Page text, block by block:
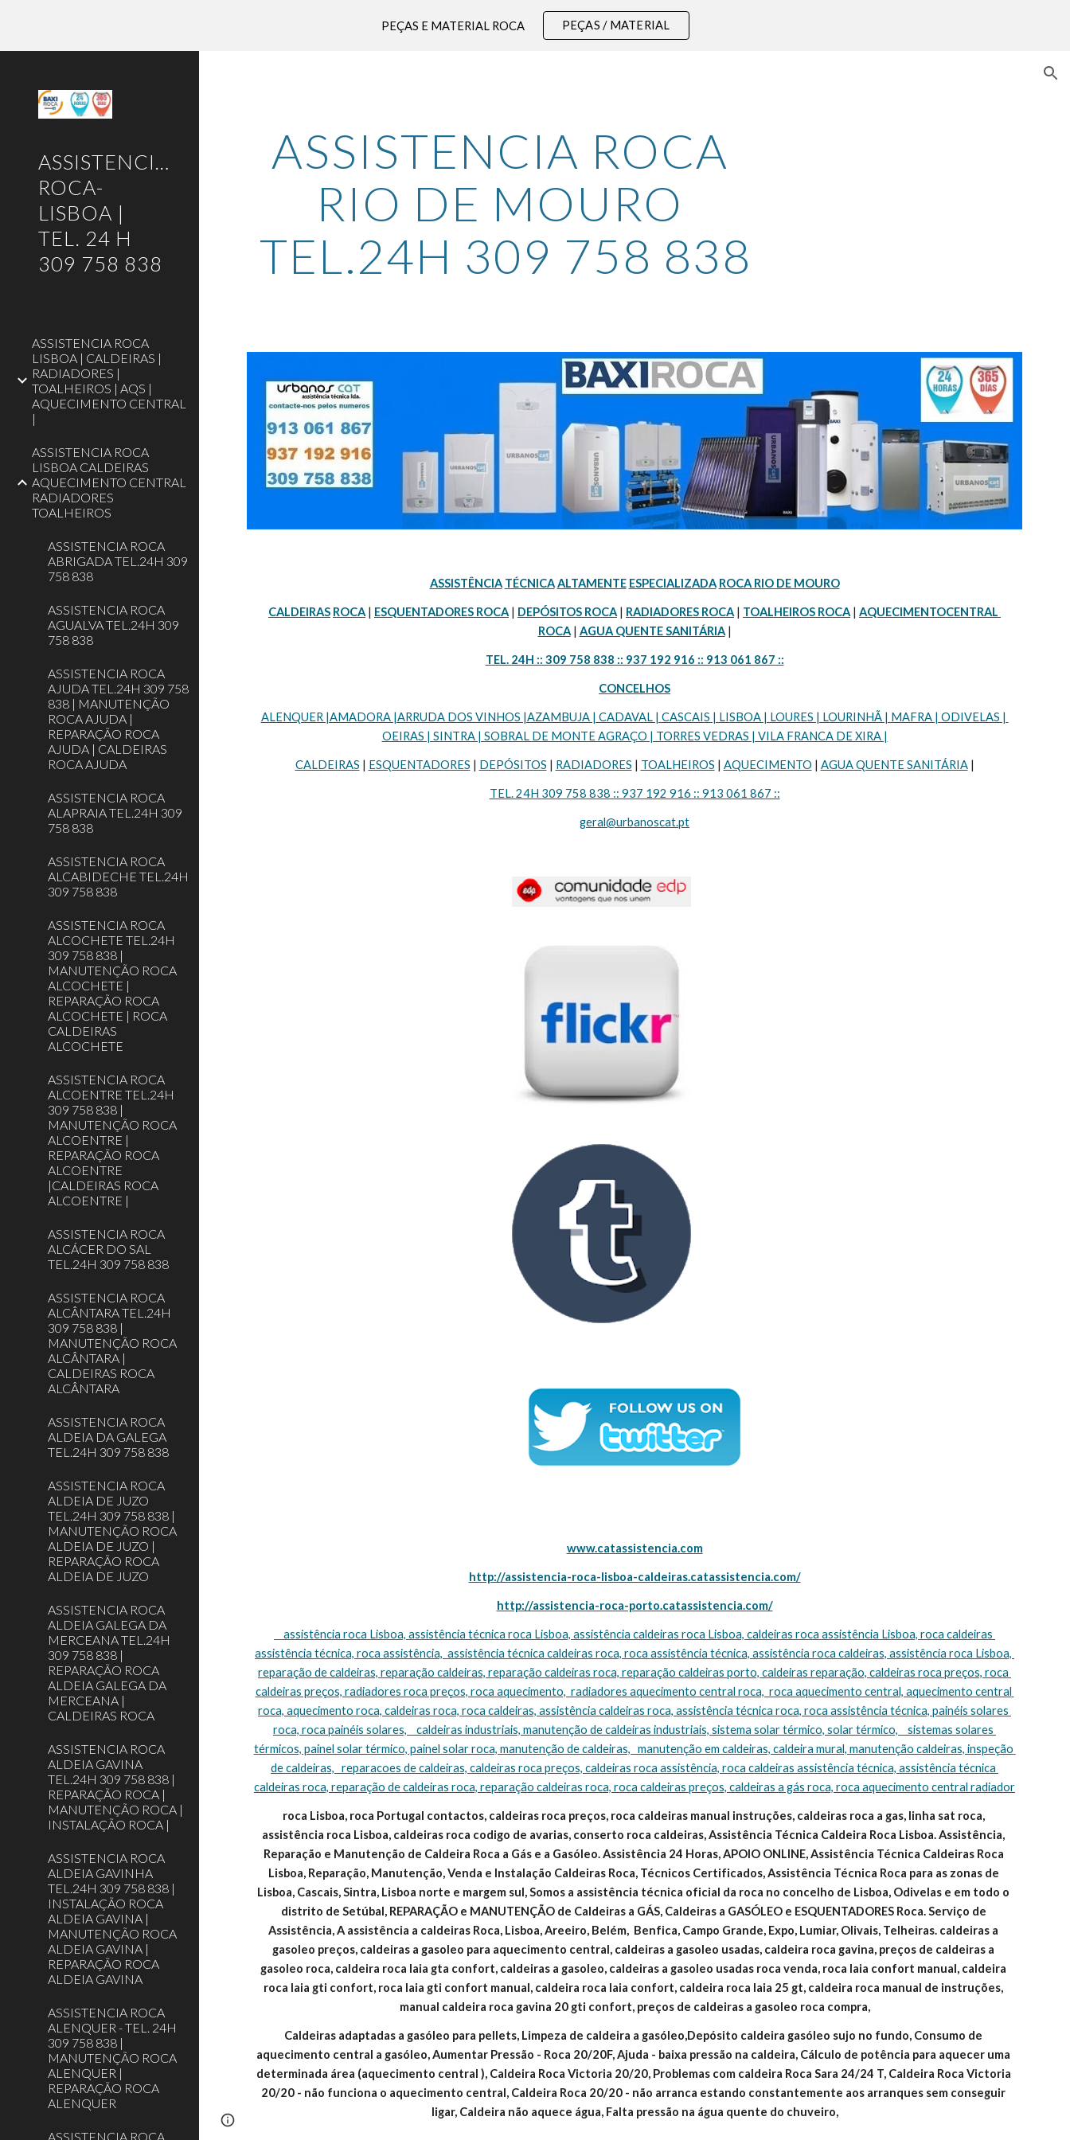
Skip to main content Skip to navigation
PEÇAS E MATERIAL ROCA PEÇAS / MATERIAL
ASSISTENCIA-
ROCA-
LISBOA |
TEL. 24 H
309 758 838
ASSISTENCIA ROCA
LISBOA | CALDEIRAS |
RADIADORES |
TOALHEIROS | AQS |
AQUECIMENTO CENTRAL
|
ASSISTENCIA ROCA
LISBOA CALDEIRAS
AQUECIMENTO CENTRAL
RADIADORES
TOALHEIROS
ASSISTENCIA ROCA
ABRIGADA TEL.24H 309
758 838
ASSISTENCIA ROCA
AGUALVA TEL.24H 309
758 838
ASSISTENCIA ROCA
AJUDA TEL.24H 309 758
838 | MANUTENÇÃO
ROCA AJUDA |
REPARAÇÃO ROCA
AJUDA | CALDEIRAS
ROCA AJUDA
ASSISTENCIA ROCA
ALAPRAIA TEL.24H 309
758 838
ASSISTENCIA ROCA
ALCABIDECHE TEL.24H
309 758 838
ASSISTENCIA ROCA
ALCOCHETE TEL.24H
309 758 838 |
MANUTENÇÃO ROCA
ALCOCHETE |
REPARAÇÃO ROCA
ALCOCHETE | ROCA
CALDEIRAS
ALCOCHETE
ASSISTENCIA ROCA
ALCOENTRE TEL.24H
309 758 838 |
MANUTENÇÃO ROCA
ALCOENTRE |
REPARAÇÃO ROCA
ALCOENTRE
|CALDEIRAS ROCA
ALCOENTRE |
ASSISTENCIA ROCA
ALCÁCER DO SAL
TEL.24H 309 758 838
ASSISTENCIA ROCA
ALCÂNTARA TEL.24H
309 758 838 |
MANUTENÇÃO ROCA
ALCÂNTARA |
CALDEIRAS ROCA
ALCÂNTARA
ASSISTENCIA ROCA
ALDEIA DA GALEGA
TEL.24H 309 758 838
ASSISTENCIA ROCA
ALDEIA DE JUZO
TEL.24H 309 758 838 |
MANUTENÇÃO ROCA
ALDEIA DE JUZO |
REPARAÇÃO ROCA
ALDEIA DE JUZO
ASSISTENCIA ROCA
ALDEIA GALEGA DA
MERCEANA TEL.24H
309 758 838 |
REPARAÇÃO ROCA
ALDEIA GALEGA DA
MERCEANA |
CALDEIRAS ROCA
ASSISTENCIA ROCA
ALDEIA GAVINA
TEL.24H 309 758 838 |
REPARAÇÃO ROCA |
MANUTENÇÃO ROCA |
INSTALAÇÃO ROCA |
ASSISTENCIA ROCA
ALDEIA GAVINHA
TEL.24H 309 758 838 |
INSTALAÇÃO ROCA
ALDEIA GAVINA |
MANUTENÇÃO ROCA
ALDEIA GAVINA |
REPARAÇÃO ROCA
ALDEIA GAVINA
ASSISTENCIA ROCA
ALENQUER - TEL. 24H
309 758 838 |
MANUTENÇÃO ROCA
ALENQUER |
REPARAÇÃO ROCA
ALENQUER
ASSISTENCIA ROCA
ASSISTENCIA ROCA
RIO DE MOURO
TEL.24H 309 758 838
ASSISTÊNCIA TÉCNICA ALTAMENTE ESPECIALIZADA ROCA RIO DE MOURO
CALDEIRAS ROCA | ESQUENTADORES ROCA | DEPÓSITOS ROCA | RADIADORES ROCA | TOALHEIROS ROCA | AQUECIMENTOCENTRAL
ROCA | AGUA QUENTE SANITÁRIA |
TEL. 24H :: 309 758 838 :: 937 192 916 :: 913 061 867 ::
CONCELHOS
ALENQUER |AMADORA |ARRUDA DOS VINHOS |AZAMBUJA | CADAVAL | CASCAIS | LISBOA | LOURES | LOURINHÃ | MAFRA | ODIVELAS |
OEIRAS | SINTRA | SOBRAL DE MONTE AGRAÇO | TORRES VEDRAS | VILA FRANCA DE XIRA |
CALDEIRAS | ESQUENTADORES | DEPÓSITOS | RADIADORES | TOALHEIROS | AQUECIMENTO | AGUA QUENTE SANITÁRIA |
TEL. 24H 309 758 838 :: 937 192 916 :: 913 061 867 ::
geral@urbanoscat.pt
www.catassistencia.com
http://assistencia-roca-lisboa-caldeiras.catassistencia.com/
http://assistencia-roca-porto.catassistencia.com/
assistência técnica, roca assistência,  assistência técnica caldeiras roca, roca assistência técnica, assistência roca caldeiras, assistência roca Lisboa,
reparação de caldeiras, reparação caldeiras, reparação caldeiras roca, reparação caldeiras porto, caldeiras reparação, caldeiras roca preços, roca
caldeiras preços, radiadores roca preços, roca aquecimento,  radiadores aquecimento central roca,  roca aquecimento central, aquecimento central
roca, aquecimento roca, caldeiras roca, roca caldeiras, assistência caldeiras roca, assistência técnica roca, roca assistência técnica, painéis solares
roca, roca painéis solares,    caldeiras industriais, manutenção de caldeiras industriais, sistema solar térmico, solar térmico,    sistemas solares
térmicos, painel solar térmico, painel solar roca, manutenção de caldeiras,   manutenção em caldeiras, caldeira mural, manutenção caldeiras, inspeção
de caldeiras,   reparacoes de caldeiras, caldeiras roca preços, caldeiras roca assistência, roca caldeiras assistência técnica, assistência técnica
caldeiras roca, reparação de caldeiras roca, reparação caldeiras roca, roca caldeiras preços, caldeiras a gás roca, roca aquecimento central radiador
roca Lisboa, roca Portugal contactos, caldeiras roca preços, roca caldeiras manual instruções, caldeiras roca a gas, linha sat roca,
assistência roca Lisboa, caldeiras roca codigo de avarias, conserto roca caldeiras, Assistência Técnica Caldeira Roca Lisboa. Assistência,
Reparação e Manutenção de Caldeira Roca a Gás e a Gasóleo. Assistência 24 Horas, APOIO ONLINE, Assistência Técnica Caldeiras Roca
Lisboa, Reparação, Manutenção, Venda e Instalação Caldeiras Roca, Técnicos Certificados, Assistência Técnica Roca para as zonas de
Lisboa, Cascais, Sintra, Lisboa norte e margem sul, Somos a assistência técnica oficial da roca no concelho de Lisboa, Odivelas e em todo o
distrito de Setúbal, REPARAÇÃO e MANUTENÇÃO de Caldeiras a GÁS, Caldeiras a GASÓLEO e ESQUENTADORES Roca. Serviço de
Assistência, A assistência a caldeiras Roca, Lisboa, Areeiro, Belém,  Benfica, Campo Grande, Expo, Lumiar, Olivais, Telheiras. caldeiras a
gasoleo preços, caldeiras a gasoleo para aquecimento central, caldeiras a gasoleo usadas, caldeira roca gavina, preços de caldeiras a
gasoleo roca, caldeira roca laia gta confort, caldeiras a gasoleo, caldeiras a gasoleo usadas roca venda, roca laia confort manual, caldeira
roca laia gti confort, roca laia gti confort manual, caldeira roca laia confort, caldeira roca laia 25 gt, caldeira roca manual de instruções,
manual caldeira roca gavina 20 gti confort, preços de caldeiras a gasoleo roca compra,
Caldeiras adaptadas a gasóleo para pellets, Limpeza de caldeira a gasóleo,Depósito caldeira gasóleo sujo no fundo, Consumo de
aquecimento central a gasóleo, Aumentar Pressão - Roca 20/20F, Ajuda - baixa pressão na caldeira, Cálculo de potência para aquecer uma
determinada área (aquecimento central ), Caldeira Roca Victoria 20/20, Problemas com caldeira Roca Sara 24/24 T, Caldeira Roca Victoria
20/20 - não funciona o aquecimento central, Caldeira Roca 20/20 - não arranca estando constantemente aos arranques sem conseguir
ligar, Caldeira não aquece água, Falta pressão na água quente do chuveiro,